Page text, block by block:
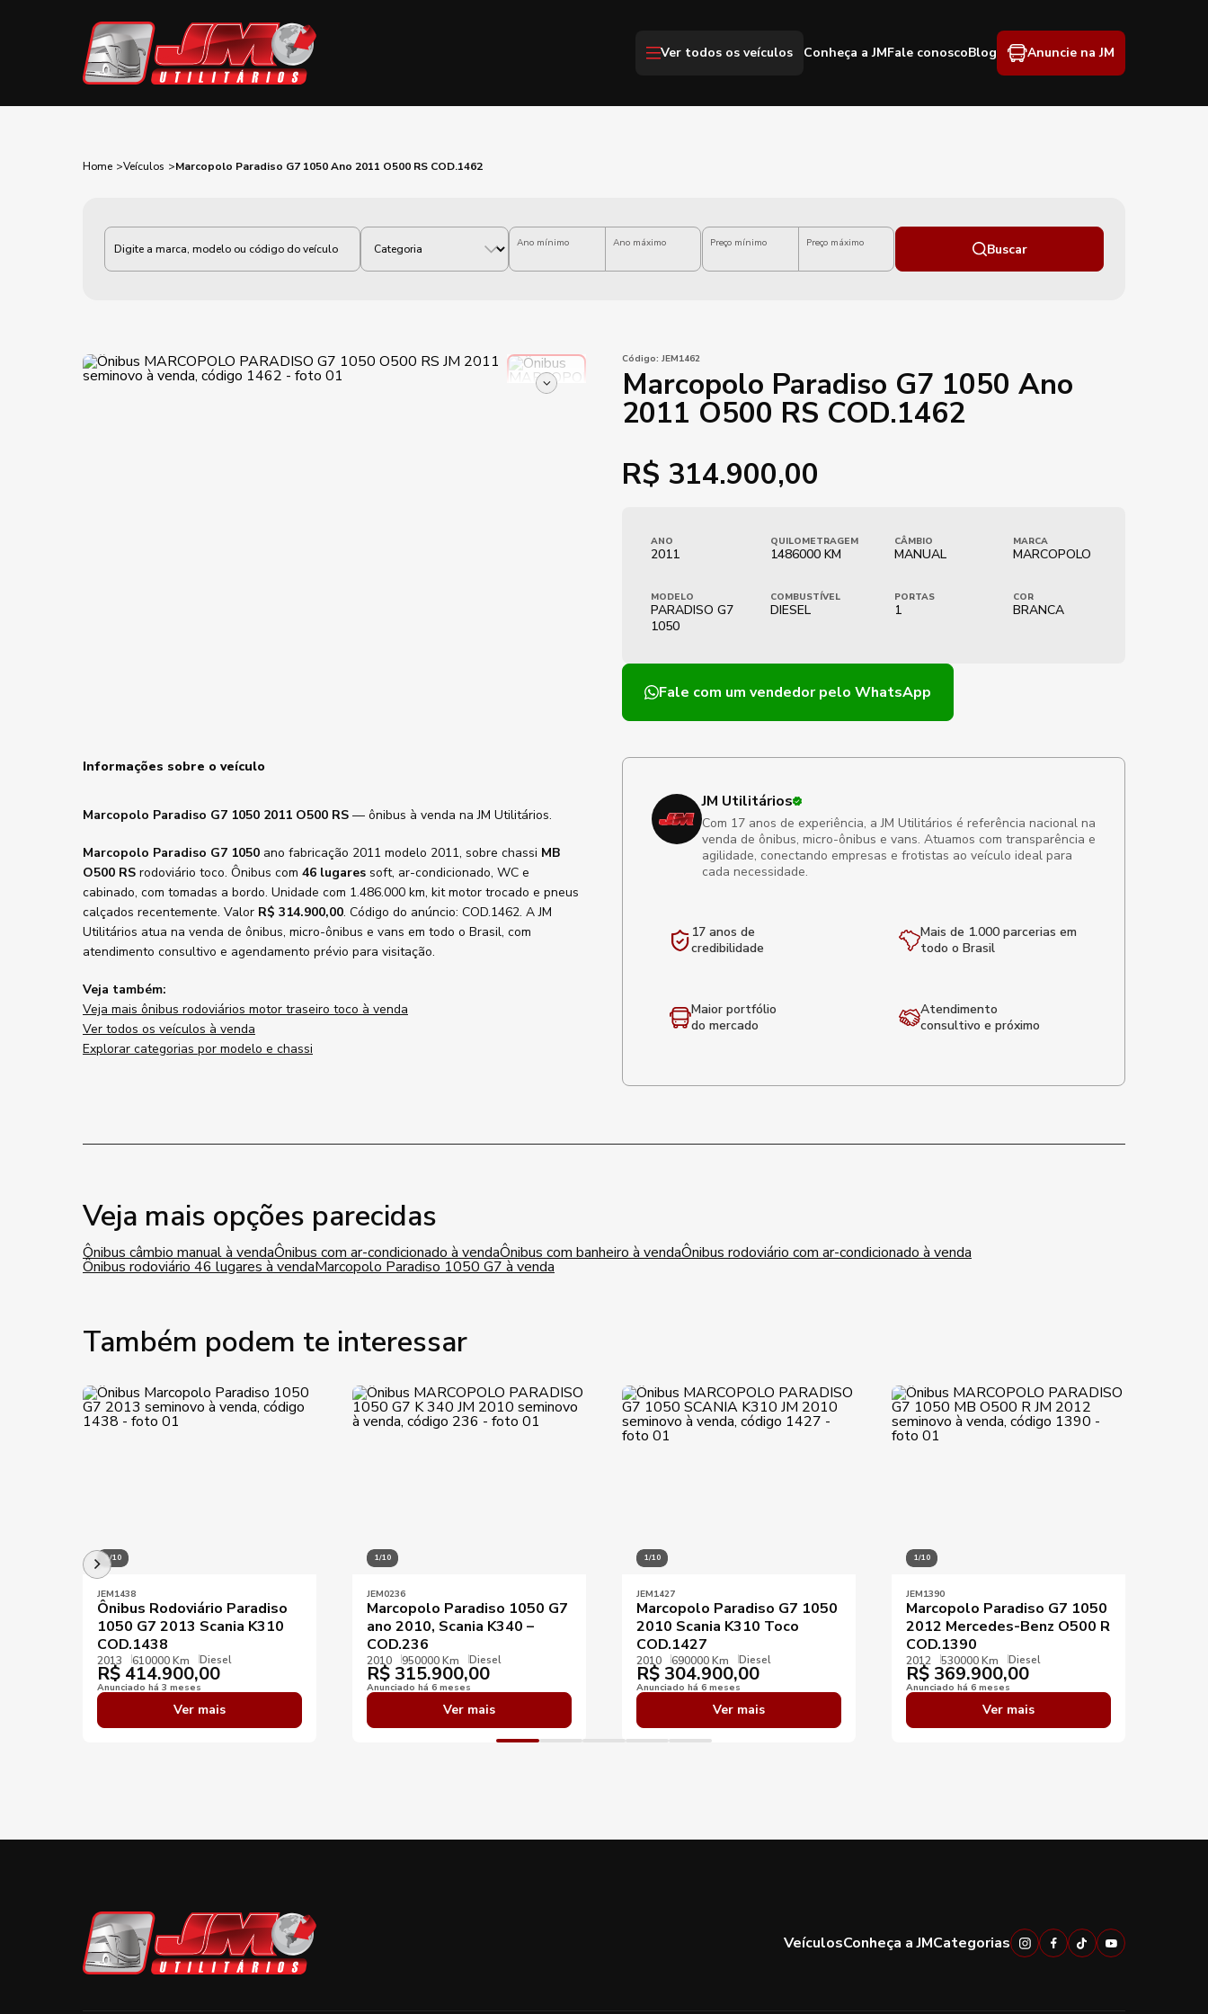
Ver todos os veículos Conheça a JMFale conoscoBlog Anuncie na JM
Home Veículos Marcopolo Paradiso G7 1050 Ano 2011 O500 RS COD.1462
Categoria Ano mínimo Ano máximo Preço mínimo Preço máximo Buscar
Código: JEM1462
Marcopolo Paradiso G7 1050 Ano
2011 O500 RS COD.1462
R$ 314.900,00
ANO
2011
QUILOMETRAGEM
1486000 KM
CÂMBIO
MANUAL
MARCA
MARCOPOLO
MODELO
PARADISO G7
1050
COMBUSTÍVEL
DIESEL
PORTAS
1
COR
BRANCA
Fale com um vendedorpelo WhatsApp
Informações sobre o veículo
Marcopolo Paradiso G7 1050 2011 O500 RS — ônibus à venda na JM Utilitários.
Marcopolo Paradiso G7 1050 ano fabricação 2011 modelo 2011, sobre chassi MB
O500 RS rodoviário toco. Ônibus com 46 lugares soft, ar-condicionado, WC e
cabinado, com tomadas a bordo. Unidade com 1.486.000 km, kit motor trocado e pneus
calçados recentemente. Valor R$ 314.900,00. Código do anúncio: COD.1462. A JM
Utilitários atua na venda de ônibus, micro-ônibus e vans em todo o Brasil, com
atendimento consultivo e agendamento prévio para visitação.
Veja também:
Veja mais ônibus rodoviários motor traseiro toco à venda
Ver todos os veículos à venda
Explorar categorias por modelo e chassi
JM Utilitários
Com 17 anos de experiência, a JM Utilitários é referência nacional na
venda de ônibus, micro-ônibus e vans. Atuamos com transparência e
agilidade, conectando empresas e frotistas ao veículo ideal para
cada necessidade.
17 anos de
credibilidade
Mais de 1.000 parcerias em
todo o Brasil
Maior portfólio
do mercado
Atendimento
consultivo e próximo
Veja mais opções parecidas
Ônibus câmbio manual à vendaÔnibus com ar-condicionado à vendaÔnibus com banheiro à vendaÔnibus rodoviário com ar-condicionado à venda
Ônibus rodoviário 46 lugares à vendaMarcopolo Paradiso 1050 G7 à venda
Também podem te interessar
1/10
JEM1438
Ônibus Rodoviário Paradiso
1050 G7 2013 Scania K310
COD.1438
2013 610000 Km Diesel
R$ 414.900,00
Anunciado há 3 meses
Ver mais
1/10
JEM0236
Marcopolo Paradiso 1050 G7
ano 2010, Scania K340 –
COD.236
2010 950000 Km Diesel
R$ 315.900,00
Anunciado há 6 meses
Ver mais
1/10
JEM1427
Marcopolo Paradiso G7 1050
2010 Scania K310 Toco
COD.1427
2010 690000 Km Diesel
R$ 304.900,00
Anunciado há 6 meses
Ver mais
1/10
JEM1390
Marcopolo Paradiso G7 1050
2012 Mercedes-Benz O500 R
COD.1390
2012 530000 Km Diesel
R$ 369.900,00
Anunciado há 6 meses
Ver mais
VeículosConheça a JMCategorias